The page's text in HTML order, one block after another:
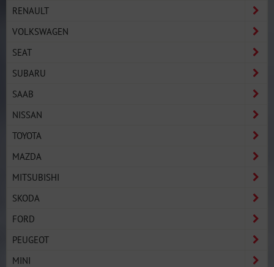
RENAULT
VOLKSWAGEN
SEAT
SUBARU
SAAB
NISSAN
TOYOTA
MAZDA
MITSUBISHI
SKODA
FORD
PEUGEOT
MINI